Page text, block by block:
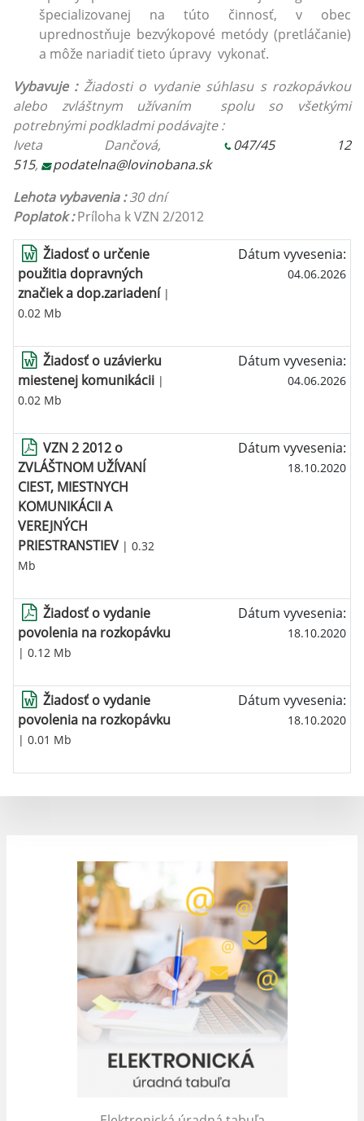
špecializovanej na túto činnosť, v obec
uprednostňuje bezvýkopové metódy (pretláčanie)
a môže nariadiť tieto úpravy vykonať.
Vybavuje :Žiadosti o vydanie súhlasu s rozkopávkou
alebo zvláštnym užívaním spolu so všetkými
potrebnými podkladmi podávajte :
Iveta Dančová,
047/45 12
515,
podatelna@lovinobana.sk
Lehota vybavenia :30 dní
Poplatok :Príloha k VZN 2/2012
Žiadosť o určenie
použitia dopravných
značiek a dop.zariadení|
0.02 Mb
Dátum vyvesenia:
04.06.2026
Žiadosť o uzávierku
miestenej komunikácii |
0.02 Mb
Dátum vyvesenia:
04.06.2026
VZN 2 2012 o
ZVLÁŠTNOM UŽÍVANÍ
CIEST, MIESTNYCH
KOMUNIKÁCII A
VEREJNÝCH
PRIESTRANSTIEV| 0.32
Mb
Dátum vyvesenia:
18.10.2020
Žiadosť o vydanie
povolenia na rozkopávku
| 0.12 Mb
Dátum vyvesenia:
18.10.2020
Žiadosť o vydanie
povolenia na rozkopávku
| 0.01 Mb
Dátum vyvesenia:
18.10.2020